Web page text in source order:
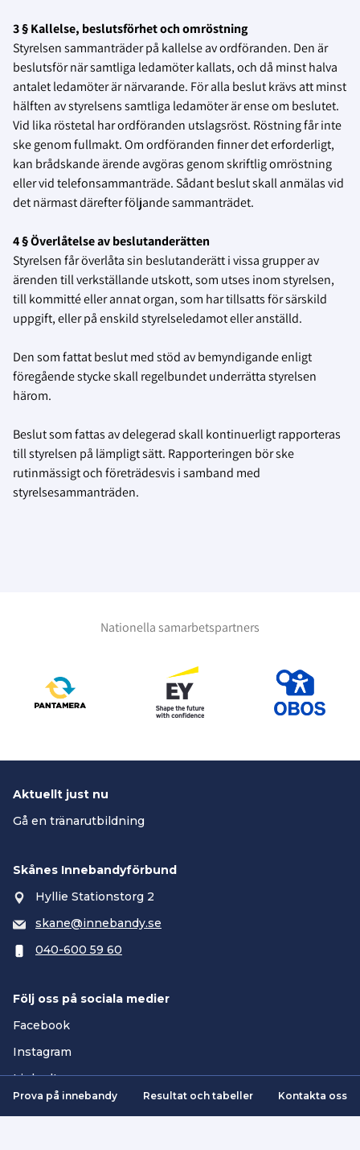
3 § Kallelse, beslutsförhet och omröstning
Styrelsen sammanträder på kallelse av ordföranden. Den är
beslutsför när samtliga ledamöter kallats, och då minst halva
antalet ledamöter är närvarande. För alla beslut krävs att minst
hälften av styrelsens samtliga ledamöter är ense om beslutet.
Vid lika röstetal har ordföranden utslagsröst. Röstning får inte
ske genom fullmakt. Om ordföranden finner det erforderligt,
kan brådskande ärende avgöras genom skriftlig omröstning
eller vid telefonsammanträde. Sådant beslut skall anmälas vid
det närmast därefter följande sammanträdet.
4 § Överlåtelse av beslutanderätten
Styrelsen får överlåta sin beslutanderätt i vissa grupper av
ärenden till verkställande utskott, som utses inom styrelsen,
till kommitté eller annat organ, som har tillsatts för särskild
uppgift, eller på enskild styrelseledamot eller anställd.
Den som fattat beslut med stöd av bemyndigande enligt
föregående stycke skall regelbundet underrätta styrelsen
härom.
Beslut som fattas av delegerad skall kontinuerligt rapporteras
till styrelsen på lämpligt sätt. Rapporteringen bör ske
rutinmässigt och företrädesvis i samband med
styrelsesammanträden.
Nationella samarbetspartners
Aktuellt just nu
Gå en tränarutbildning
Skånes Innebandyförbund
Hyllie Stationstorg 2
skane@innebandy.se
040-600 59 60
Följ oss på sociala medier
Facebook
Instagram
LinkedIn
Prova på innebandy Resultat och tabeller Kontakta oss